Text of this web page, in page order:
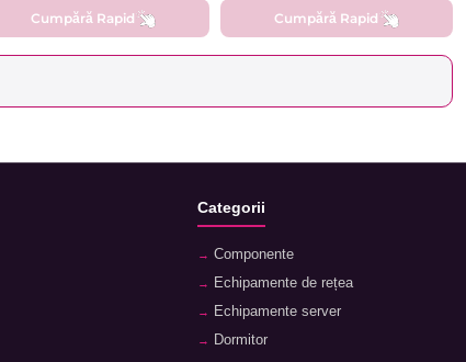
Cumpără Rapid Cumpără Rapid
Categorii
Componente
Echipamente de rețea
Echipamente server
Dormitor